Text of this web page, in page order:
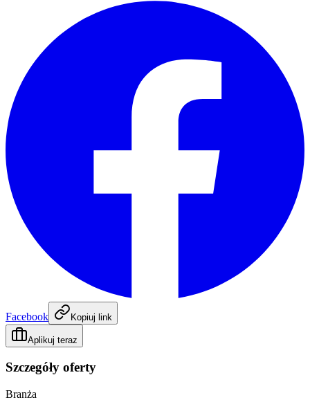
Facebook Kopiuj link
Aplikuj teraz
Szczegóły oferty
Branża